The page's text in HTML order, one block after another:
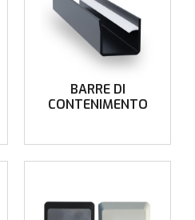
BARRE DI
CONTENIMENTO